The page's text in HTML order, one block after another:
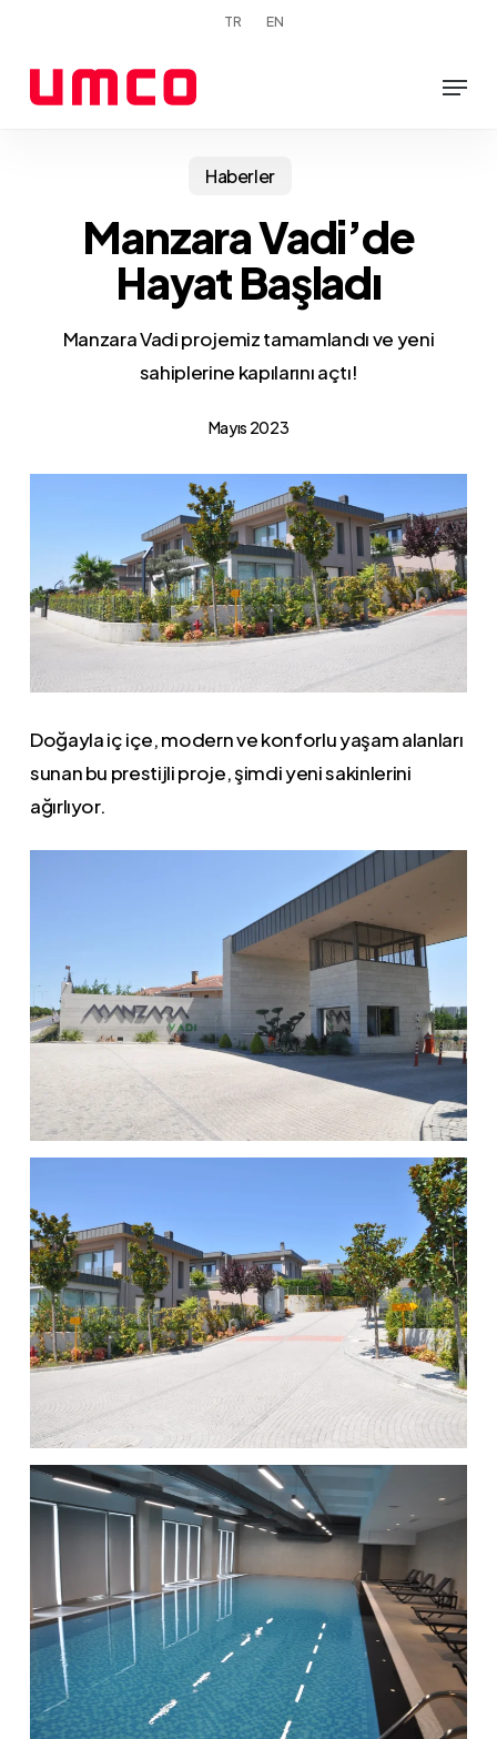
TR EN
Menu
Haberler
Manzara Vadi’de
Hayat Başladı
Manzara Vadi projemiz tamamlandı ve yeni
sahiplerine kapılarını açtı!
Mayıs 2023
Doğayla iç içe, modern ve konforlu yaşam alanları
sunan bu prestijli proje, şimdi yeni sakinlerini
ağırlıyor.